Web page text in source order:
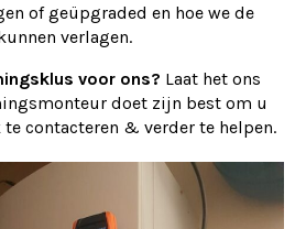
of geüpgraded en hoe we de
verlagen.
voor ons? Laat het ons
doet zijn best om u
contacteren & verder te helpen.